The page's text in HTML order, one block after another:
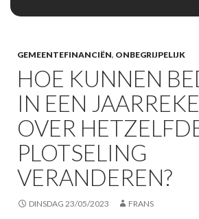
GEMEENTEFINANCIËN, ONBEGRIJPELIJK
HOE KUNNEN
IN EEN
OVER
PLOTSELING
VERANDEREN?
DINSDAG 23/05/2023 FRANS